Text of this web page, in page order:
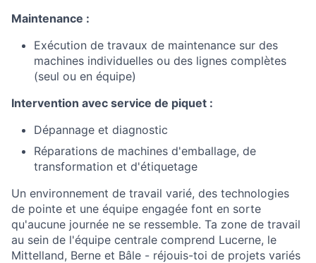
Maintenance :
Exécution de travaux de maintenance sur des
machines individuelles ou des lignes complètes
(seul ou en équipe)
Intervention avec service de piquet :
Dépannage et diagnostic
Réparations de machines d'emballage, de
transformation et d'étiquetage
Un environnement de travail varié, des technologies
de pointe et une équipe engagée font en sorte
qu'aucune journée ne se ressemble. Ta zone de travail
au sein de l'équipe centrale comprend Lucerne, le
Mittelland, Berne et Bâle - réjouis-toi de projets variés